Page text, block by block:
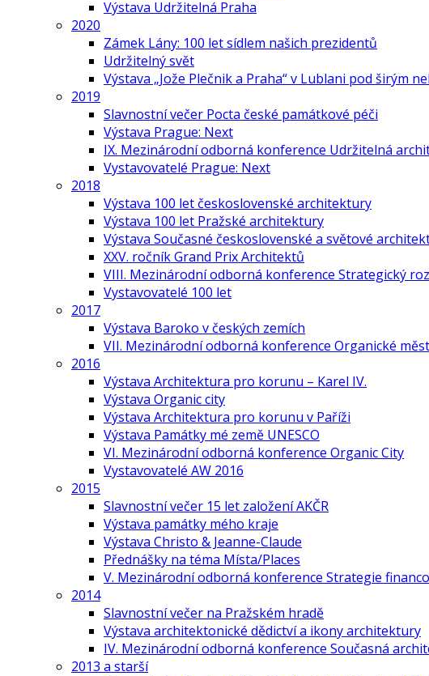
Výstava Udržitelná Praha
2020
Zámek Lány: 100 let sídlem našich prezidentů
Udržitelný svět
Výstava „Jože Plečnik a Praha“ v Lublani pod širým
2019
Slavnostní večer Pocta české památkové péči
Výstava Prague: Next
IX. Mezinárodní odborná konference Udržitelná
Vystavovatelé Prague: Next
2018
Výstava 100 let československé architektury
Výstava 100 let Pražské architektury
Výstava Současné československé a světové
XXV. ročník Grand Prix Architektů
VIII. Mezinárodní odborná konference Strategický
Vystavovatelé 100 let
2017
Výstava Baroko v českých zemích
VII. Mezinárodní odborná konference Organické
2016
Výstava Architektura pro korunu – Karel IV.
Výstava Organic city
Výstava Architektura pro korunu v Paříži
Výstava Památky mé země UNESCO
VI. Mezinárodní odborná konference Organic City
Vystavovatelé AW 2016
2015
Slavnostní večer 15 let založení AKČR
Výstava památky mého kraje
Výstava Christo & Jeanne-Claude
Přednášky na téma Místa/Places
V. Mezinárodní odborná konference Strategie
2014
Slavnostní večer na Pražském hradě
Výstava architektonické dědictví a ikony architektury
IV. Mezinárodní odborná konference Současná
2013 a starší